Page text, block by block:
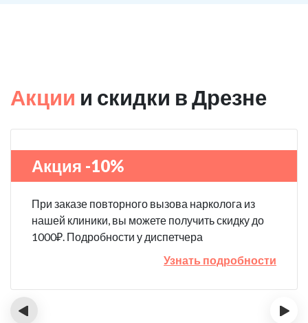
Акции и скидки в Дрезне
Акция -10%
При заказе повторного вызова нарколога из
нашей клиники, вы можете получить скидку до
1000₽. Подробности у диспетчера
Узнать подробности
‹ ›